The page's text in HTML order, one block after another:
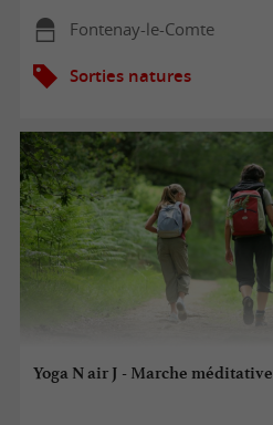
Fontenay-le-Comte
Sorties natures
Yoga N air J - Marche méditative